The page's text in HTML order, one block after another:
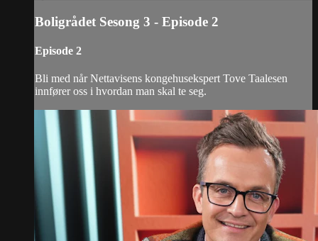
Boligrådet Sesong 3 - Episode 2
Episode 2
Bli med når Nettavisens kongehusekspert Tove Taalesen
innfører oss i hvordan man skal te seg.